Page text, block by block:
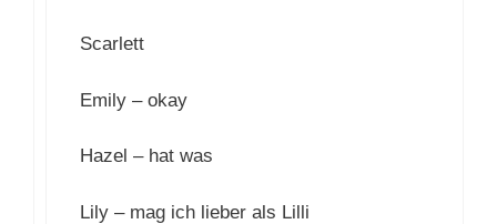
Scarlett
Emily – okay
Hazel – hat was
Lily – mag ich lieber als Lilli